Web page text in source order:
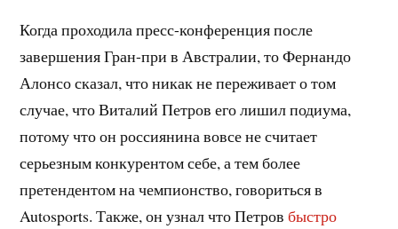
Когда проходила пресс-конференция после
завершения Гран-при в Австралии, то Фернандо
Алонсо сказал, что никак не переживает о том
случае, что Виталий Петров его лишил подиума,
потому что он россиянина вовсе не считает
серьезным конкурентом себе, а тем более
претендентом на чемпионство, говориться в
Autosports. Также, он узнал что Петровбыстро